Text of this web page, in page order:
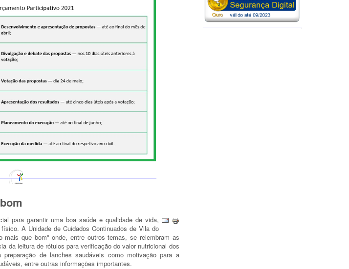
para garantir uma boa saúde e qualidade de vida,
A Unidade de Cuidados Continuados de Vila do
que bom" onde, entre outros temas, se relembram as
da leitura de rótulos para verificação do valor nutricional dos
de lanches saudáveis como motivação para a
entre outras informações importantes.